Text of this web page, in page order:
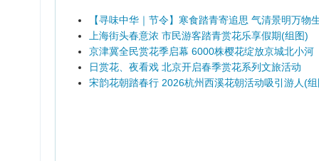
【寻味中华｜节令】寒食踏青寄追思 气清景明万物
上海街头春意浓 市民游客踏青赏花乐享假期(组图)
京津冀全民赏花季启幕 6000株樱花绽放京城北小河
日赏花、夜看戏 北京开启春季赏花系列文旅活动
宋韵花朝踏春行 2026杭州西溪花朝活动吸引游人(